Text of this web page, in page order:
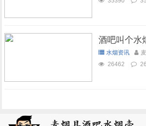
酒吧叫个水
水烟资讯
26462